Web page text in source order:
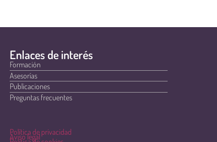
Enlaces de interés
Formación
Asesorías
Publicaciones
Preguntas frecuentes
Política de privacidad
Aviso legal